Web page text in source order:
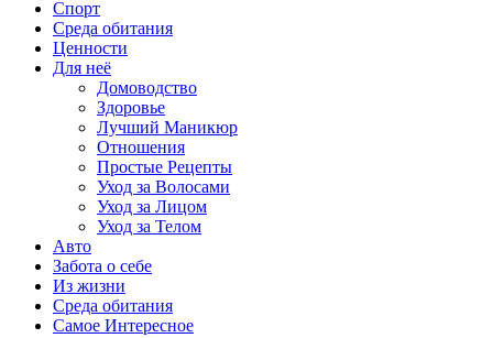
Спорт
Среда обитания
Ценности
Для неё
Домоводство
Здоровье
Лучший Маникюр
Отношения
Простые Рецепты
Уход за Волосами
Уход за Лицом
Уход за Телом
Авто
Забота о себе
Из жизни
Среда обитания
Самое Интересное